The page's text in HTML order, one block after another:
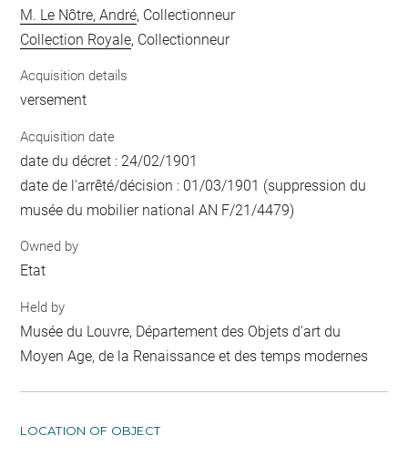
M. Le Nôtre, André, Collectionneur
Collection Royale, Collectionneur
Acquisition details
versement
Acquisition date
date du décret : 24/02/1901
date de l'arrêté/décision : 01/03/1901 (suppression du
musée du mobilier national AN F/21/4479)
Owned by
Etat
Held by
Musée du Louvre, Département des Objets d'art du
Moyen Age, de la Renaissance et des temps modernes
LOCATION OF OBJECT